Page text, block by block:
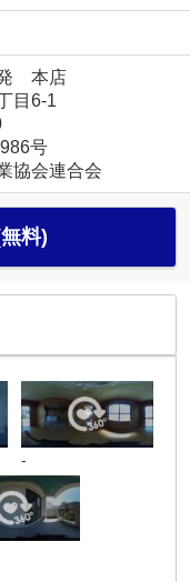
発 本店
目6-1
号
協会連合会
料)
-